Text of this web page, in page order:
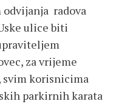
odvijanja radova
ulice biti
za vrijeme
svim korisnicima
parkirnih karata